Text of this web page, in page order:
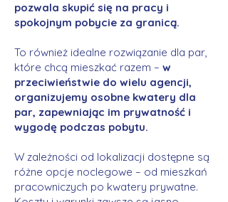
pozwala skupić się na pracy i
spokojnym pobycie za granicą.
To również idealne rozwiązanie dla par,
które chcą mieszkać razem – w
przeciwieństwie do wielu agencji,
organizujemy osobne kwatery dla
par, zapewniając im prywatność i
wygodę podczas pobytu.
W zależności od lokalizacji dostępne są
różne opcje noclegowe – od mieszkań
pracowniczych po kwatery prywatne.